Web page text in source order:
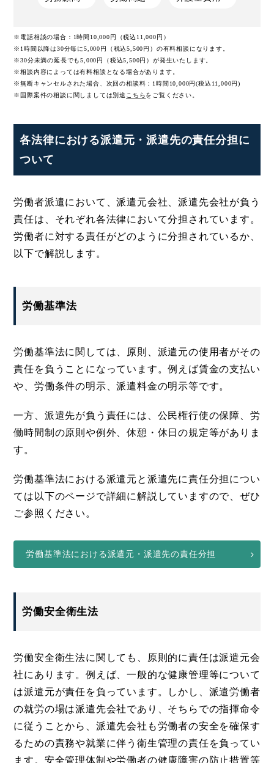
※電話相談の場合：1時間10,000円（税込11,000円）
※1時間以降は30分毎に5,000円（税込5,500円）の有料相談になります。
※30分未満の延長でも5,000円（税込5,500円）が発生いたします。
※相談内容によっては有料相談となる場合があります。
※無断キャンセルされた場合、次回の相談料：1時間10,000円(税込11,000円)
※国際案件の相談に関しましては別途 こちらをご覧ください。
各法律における派遣元・派遣先の責任分担に
ついて
労働者派遣において、派遣元会社、派遣先会社が負う
責任は、それぞれ各法律において分担されています。
労働者に対する責任がどのように分担されているか、
以下で解説します。
労働基準法
労働基準法に関しては、原則、派遣元の使用者がその
責任を負うことになっています。例えば賃金の支払い
や、労働条件の明示、派遣料金の明示等です。
一方、派遣先が負う責任には、公民権行使の保障、労
働時間制の原則や例外、休憩・休日の規定等がありま
す。
労働基準法における派遣元と派遣先に責任分担につい
ては以下のページで詳細に解説していますので、ぜひ
ご参照ください。
労働基準法における派遣元・派遣先の責任分担
労働安全衛生法
労働安全衛生法に関しても、原則的に責任は派遣元会
社にあります。例えば、一般的な健康管理等について
は派遣元が責任を負っています。しかし、派遣労働者
の就労の場は派遣先会社であり、そちらでの指揮命令
に従うことから、派遣先会社も労働者の安全を確保す
るための責務や就業に伴う衛生管理の責任を負ってい
ます。安全管理体制や労働者の健康障害の防止措置等